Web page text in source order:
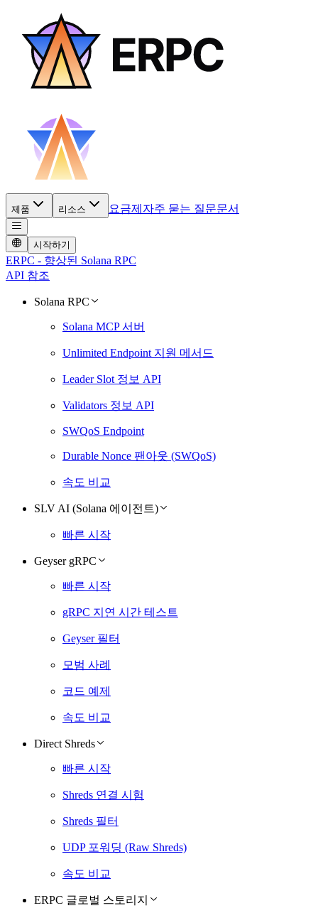
제품 리소스 요금제 자주 묻는 질문문서
시작하기
ERPC - 향상된 Solana RPC
API 참조
Solana RPC
Solana MCP 서버
Unlimited Endpoint 지원 메서드
Leader Slot 정보 API
Validators 정보 API
SWQoS Endpoint
Durable Nonce 팬아웃 (SWQoS)
속도 비교
SLV AI (Solana 에이전트)
빠른 시작
Geyser gRPC
빠른 시작
gRPC 지연 시간 테스트
Geyser 필터
모범 사례
코드 예제
속도 비교
Direct Shreds
빠른 시작
Shreds 연결 시험
Shreds 필터
UDP 포워딩 (Raw Shreds)
속도 비교
ERPC 글로벌 스토리지